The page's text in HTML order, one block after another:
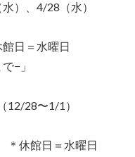
）、4/28（水）
日＝水曜日
−」
12/28〜1/1）
休館日＝水曜日